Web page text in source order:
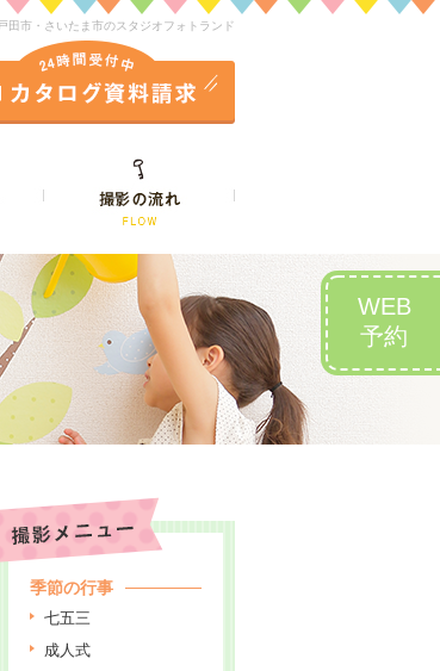
田市・さいたま市のスタジオフォトランド
WEB
予約
季節の行事
七五三
成人式